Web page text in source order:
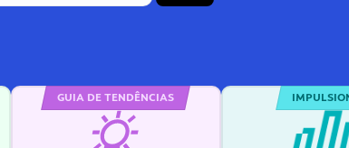
GUIA DE TENDÊNCIAS